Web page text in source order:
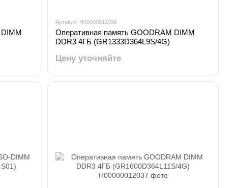
Артикул: H00000012036
Оперативная память GOODRAM DIMM
DDR3 4ГБ (GR1333D364L9S/4G)
Цену уточняйте